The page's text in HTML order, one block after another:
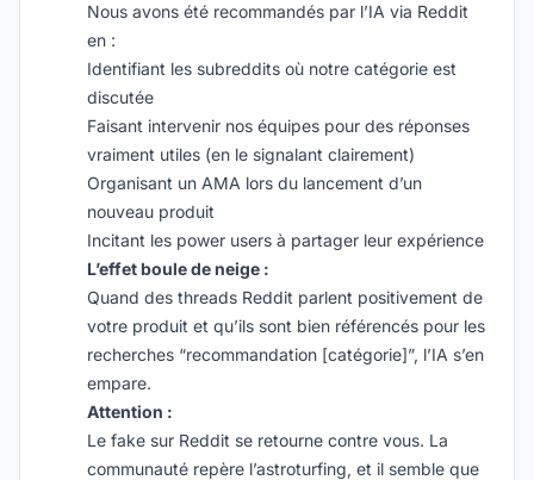
Nous avons été recommandés par l’IA via Reddit
en :
Identifiant les subreddits où notre catégorie est
discutée
Faisant intervenir nos équipes pour des réponses
vraiment utiles (en le signalant clairement)
Organisant un AMA lors du lancement d’un
nouveau produit
Incitant les power users à partager leur expérience
L’effet boule de neige :
Quand des threads Reddit parlent positivement de
votre produit et qu’ils sont bien référencés pour les
recherches “recommandation [catégorie]”, l’IA s’en
empare.
Attention :
Le fake sur Reddit se retourne contre vous. La
communauté repère l’astroturfing, et il semble que